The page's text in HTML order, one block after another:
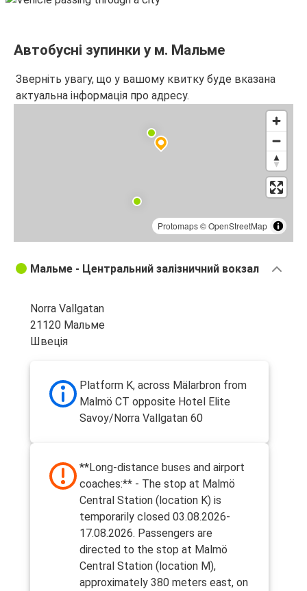
Мальме
Міжнародний аеропорт Копенгаген
Мальме
Орхус
Мальме
Мальме
Роcток
Мальме
Мальме
Орхус
Автобусні зупинки у м. Мальме
Зверніть увагу, що у вашому квитку буде вказана
актуальна інформація про адресу.
Protomaps©OpenStreetMap
Мальме - Центральний залізничний вокзал
Norra Vallgatan
21120 Мальме
Швеція
Platform K, across Mälarbron from
Malmö CT opposite Hotel Elite
Savoy/Norra Vallgatan 60
**Long-distance buses and airport
coaches:** - The stop at Malmö
Central Station (location K) is
temporarily closed 03.08.2026-
17.08.2026. Passengers are
directed to the stop at Malmö
Central Station (location M),
approximately 380 meters east, on